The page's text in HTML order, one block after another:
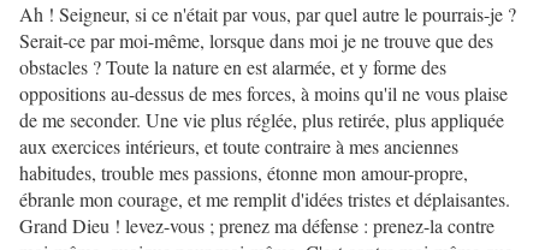
Ah ! Seigneur, si ce n'était par vous, par quel autre le pourrais-je ?
Serait-ce par moi-même, lorsque dans moi je ne trouve que des
obstacles ? Toute la nature en est alarmée, et y forme des
oppositions au-dessus de mes forces, à moins qu'il ne vous plaise
de me seconder. Une vie plus réglée, plus retirée, plus appliquée
aux exercices intérieurs, et toute contraire à mes anciennes
habitudes, trouble mes passions, étonne mon amour-propre,
ébranle mon courage, et me remplit d'idées tristes et déplaisantes.
Grand Dieu ! levez-vous ; prenez ma défense : prenez-la contre